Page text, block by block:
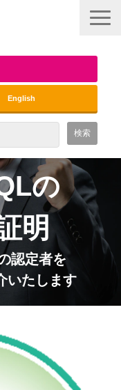
English
ト
の
明
認定者を
いたします